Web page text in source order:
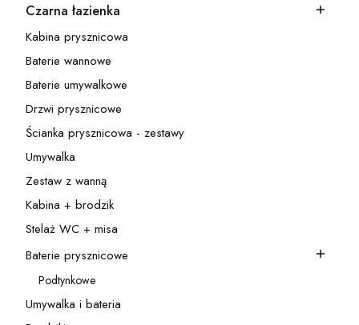
Kategoria - Czarna łazienka
Czarna łazienka
Kategoria - Kabina prysznicowa
Kabina prysznicowa
Kategoria - Baterie wannowe
Baterie wannowe
Kategoria - Baterie umywalkowe
Baterie umywalkowe
Kategoria - Drzwi prysznicowe
Drzwi prysznicowe
Kategoria - Ścianka prysznicowa - zestawy
Ścianka prysznicowa - zestawy
Kategoria - Umywalka
Umywalka
Kategoria - Zestaw z wanną
Zestaw z wanną
Kategoria - Kabina + brodzik
Kabina + brodzik
Kategoria - Stelaż WC + misa
Stelaż WC + misa
Kategoria - Baterie prysznicowe
Baterie prysznicowe
Kategoria - Podtynkowe
Podtynkowe
Kategoria - Umywalka i bateria
Umywalka i bateria